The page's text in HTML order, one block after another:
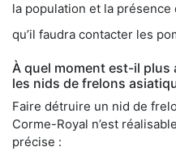
la population et la
qu’il faudra contacter les
À quel moment est-il
les nids de frelons
Faire détruire un nid de
Corme-Royal n’est
précise :